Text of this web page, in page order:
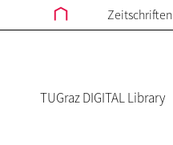
Zeitschriften
TUGraz DIGITAL Library